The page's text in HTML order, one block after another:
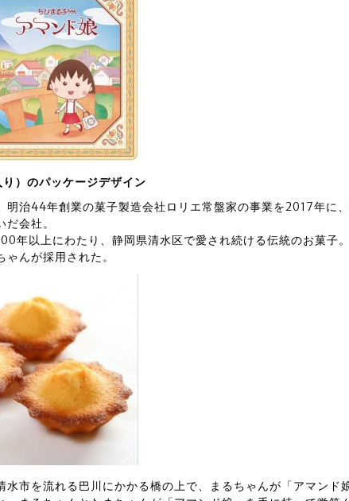
）のパッケージデザイン
明治44年創業の菓子製造会社ロリエ常盤家の事業を2017年に
会社。
年以上にわたり、静岡県清水区で愛され続ける伝統のお菓子
んが採用された。
水市を流れる巴川にかかる橋の上で、まるちゃんが「アマンド